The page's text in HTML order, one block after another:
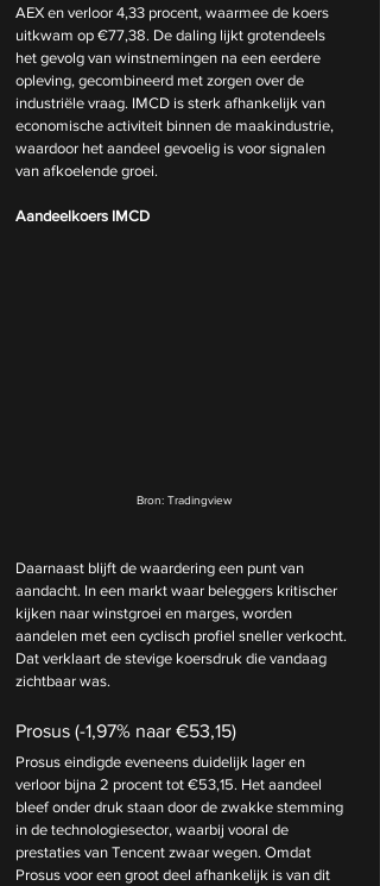
AEX en verloor 4,33 procent, waarmee de koers
uitkwam op €77,38. De daling lijkt grotendeels
het gevolg van winstnemingen na een eerdere
opleving, gecombineerd met zorgen over de
industriële vraag. IMCD is sterk afhankelijk van
economische activiteit binnen de maakindustrie,
waardoor het aandeel gevoelig is voor signalen
van afkoelende groei.
Aandeelkoers IMCD
Bron: Tradingview
Daarnaast blijft de waardering een punt van
aandacht. In een markt waar beleggers kritischer
kijken naar winstgroei en marges, worden
aandelen met een cyclisch profiel sneller verkocht.
Dat verklaart de stevige koersdruk die vandaag
zichtbaar was.
Prosus (-1,97% naar €53,15)
Prosus eindigde eveneens duidelijk lager en
verloor bijna 2 procent tot €53,15. Het aandeel
bleef onder druk staan door de zwakke stemming
in de technologiesector, waarbij vooral de
prestaties van Tencent zwaar wegen. Omdat
Prosus voor een groot deel afhankelijk is van dit